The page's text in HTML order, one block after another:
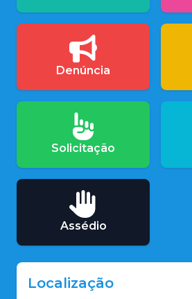
Denúncia
Solicitação
Assédio
Localização